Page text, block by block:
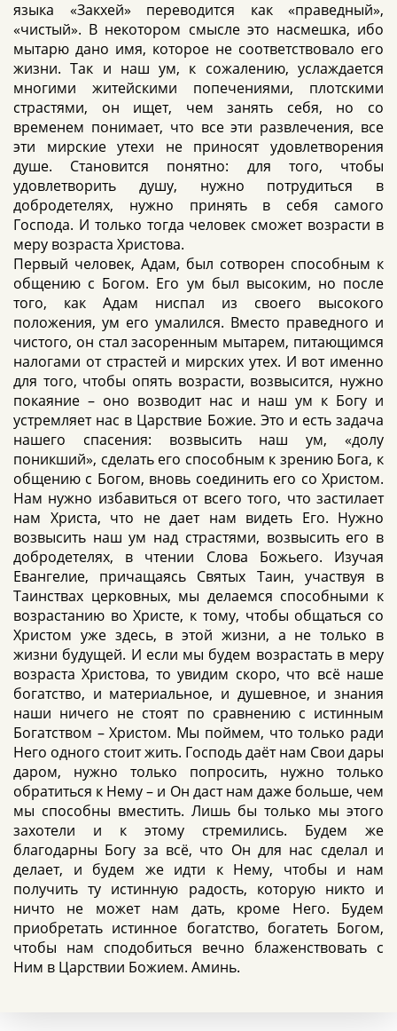
языка «Закхей» переводится как «праведный»,
«чистый». В некотором смысле это насмешка, ибо
мытарю дано имя, которое не соответствовало его
жизни. Так и наш ум, к сожалению, услаждается
многими житейскими попечениями, плотскими
страстями, он ищет, чем занять себя, но со
временем понимает, что все эти развлечения, все
эти мирские утехи не приносят удовлетворения
душе. Становится понятно: для того, чтобы
удовлетворить душу, нужно потрудиться в
добродетелях, нужно принять в себя самого
Господа. И только тогда человек сможет возрасти в
меру возраста Христова.
Первый человек, Адам, был сотворен способным к
общению с Богом. Его ум был высоким, но после
того, как Адам ниспал из своего высокого
положения, ум его умалился. Вместо праведного и
чистого, он стал засоренным мытарем, питающимся
налогами от страстей и мирских утех. И вот именно
для того, чтобы опять возрасти, возвысится, нужно
покаяние – оно возводит нас и наш ум к Богу и
устремляет нас в Царствие Божие. Это и есть задача
нашего спасения: возвысить наш ум, «долу
поникший», сделать его способным к зрению Бога, к
общению с Богом, вновь соединить его со Христом.
Нам нужно избавиться от всего того, что застилает
нам Христа, что не дает нам видеть Его. Нужно
возвысить наш ум над страстями, возвысить его в
добродетелях, в чтении Слова Божьего. Изучая
Евангелие, причащаясь Святых Таин, участвуя в
Таинствах церковных, мы делаемся способными к
возрастанию во Христе, к тому, чтобы общаться со
Христом уже здесь, в этой жизни, а не только в
жизни будущей. И если мы будем возрастать в меру
возраста Христова, то увидим скоро, что всё наше
богатство, и материальное, и душевное, и знания
наши ничего не стоят по сравнению с истинным
Богатством – Христом. Мы поймем, что только ради
Него одного стоит жить. Господь даёт нам Свои дары
даром, нужно только попросить, нужно только
обратиться к Нему – и Он даст нам даже больше, чем
мы способны вместить. Лишь бы только мы этого
захотели и к этому стремились. Будем же
благодарны Богу за всё, что Он для нас сделал и
делает, и будем же идти к Нему, чтобы и нам
получить ту истинную радость, которую никто и
ничто не может нам дать, кроме Него. Будем
приобретать истинное богатство, богатеть Богом,
чтобы нам сподобиться вечно блаженствовать с
Ним в Царствии Божием. Аминь.